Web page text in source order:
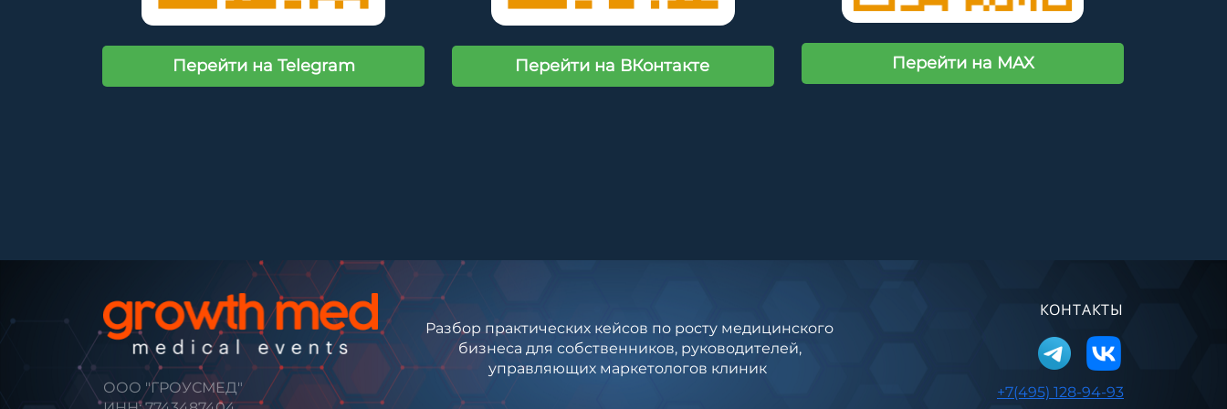
Перейти на Telegram Перейти на ВКонтакте Перейти на MAX
ООО "ГРОУСМЕД"
Разбор практических кейсов по росту медицинского
бизнеса для собственников, руководителей,
управляющих маркетологов клиник
КОНТАКТЫ
+7(495) 128-94-93